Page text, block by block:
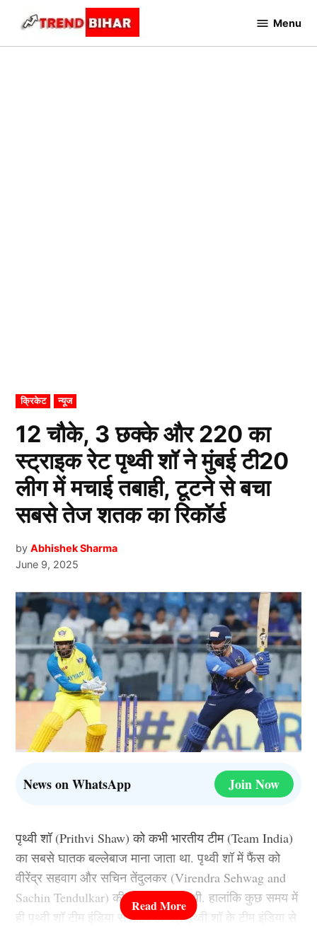
content
Bihar
Menu
POSTED
IN
क्रिकेट न्यूज
12 चौके, 3 छक्के और 220 का
स्ट्राइक रेट पृथ्वी शॉ ने मुंबई टी20
लीग में मचाई तबाही, टूटने से बचा
सबसे तेज शतक का रिकॉर्ड
by Abhishek Sharma
June 9, 2025
News on WhatsApp Join Now
पृथ्वी शॉ (Prithvi Shaw) को कभी भारतीय टीम (Team India)
का सबसे घातक बल्लेबाज माना जाता था. पृथ्वी शॉ में फैंस को
वीरेंद्र सहवाग और सचिन तेंदुलकर (Virendra Sehwag and
Sachin Tendulkar) की झलक दिखती थी. हालांकि कुछ समय में
ही पृथ्वी शॉ टीम इंडिया से बाहर हो गए. पृथ्वी शॉ के टीम इंडिया से